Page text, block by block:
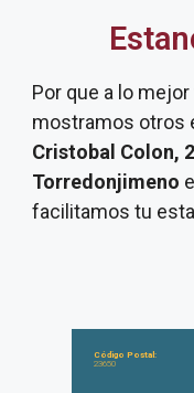
Por que a lo
mostramos otros
Cristobal Colon, 2
Torredonjimeno
facilitamos tu
Código Postal:
23650